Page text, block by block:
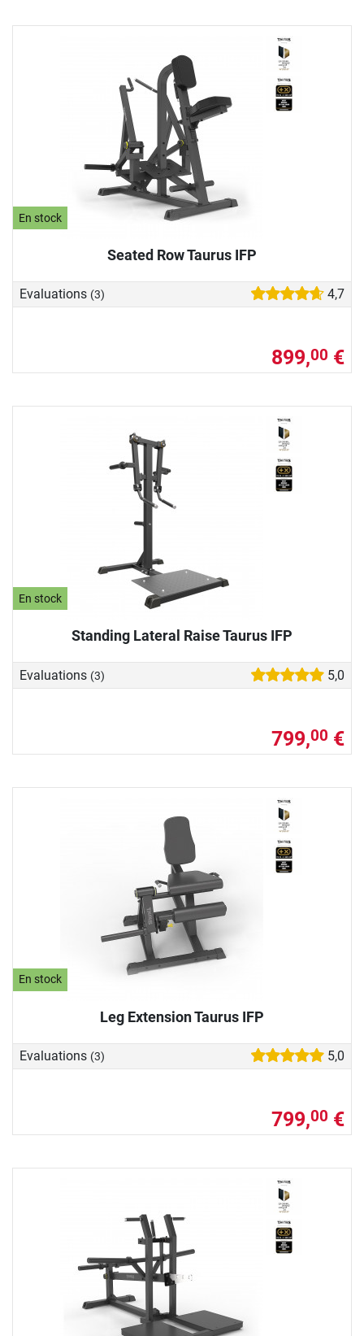
En stock
Seated Row Taurus IFP
Evaluations (3) 4,7
899,00 €
En stock
Standing Lateral Raise Taurus IFP
Evaluations (3) 5,0
799,00 €
En stock
Leg Extension Taurus IFP
Evaluations (3) 5,0
799,00 €